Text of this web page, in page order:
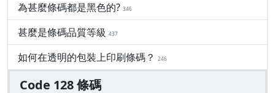
為甚麼條碼都是黑色的? 346
甚麼是條碼品質等級 437
如何在透明的包裝上印刷條碼？ 246
Code 128 條碼